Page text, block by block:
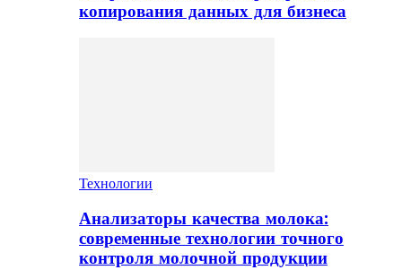
копирования данных для бизнеса
Технологии
Анализаторы качества молока:
современные технологии точного
контроля молочной продукции